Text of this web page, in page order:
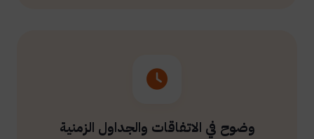
وضوح في الاتفاقات والجداول الزمنية